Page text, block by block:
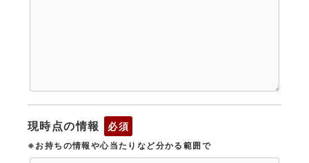
現時点の情報 必須
※お持ちの情報や心当たりなど分かる範囲で